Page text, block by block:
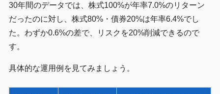
30年間のデータでは、株式100%が年率7.0%のリターン
だったのに対し、株式80%・債券20%は年率6.4%でし
た。わずか0.6%の差で、リスクを20%削減できるので
す。
具体的な運用例を見てみましょう。